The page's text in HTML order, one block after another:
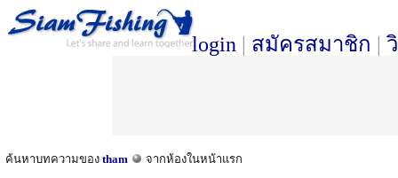
login | สมัครสมาชิก |
ค้นหาบทความของ tham จากห้องในหน้าแรก